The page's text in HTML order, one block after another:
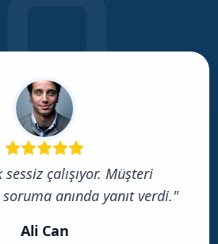
çalışıyor. Müşteri
anında yanıt verdi."
Ali Can